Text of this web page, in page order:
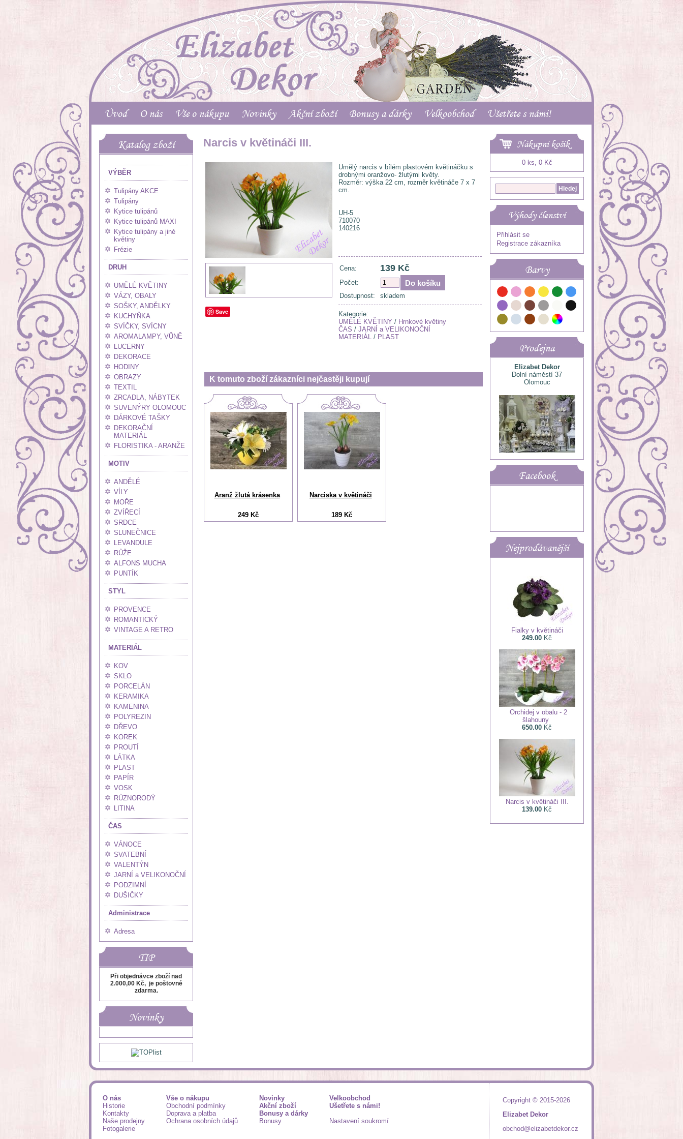
Úvod O nás Vše o nákupu Novinky Akční zboží Bonusy a dárky Velkoobchod Ušetřete s námi!
Katalog zboží
VÝBĚR
Tulipány AKCE
Tulipány
Kytice tulipánů
Kytice tulipánů MAXI
Kytice tulipány a jiné
květiny
Frézie
DRUH
UMĚLÉ KVĚTINY
VÁZY, OBALY
SOŠKY, ANDĚLKY
KUCHYŇKA
SVÍČKY, SVÍCNY
AROMALAMPY, VŮNĚ
LUCERNY
DEKORACE
HODINY
OBRAZY
TEXTIL
ZRCADLA, NÁBYTEK
SUVENÝRY OLOMOUC
DÁRKOVÉ TAŠKY
DEKORAČNÍ
MATERIÁL
FLORISTIKA - ARANŽE
MOTIV
ANDĚLÉ
VÍLY
MOŘE
ZVÍŘECÍ
SRDCE
SLUNEČNICE
LEVANDULE
RŮŽE
ALFONS MUCHA
PUNTÍK
STYL
PROVENCE
ROMANTICKÝ
VINTAGE A RETRO
MATERIÁL
KOV
SKLO
PORCELÁN
KERAMIKA
KAMENINA
POLYREZIN
DŘEVO
KOREK
PROUTÍ
LÁTKA
PLAST
PAPÍR
VOSK
RŮZNORODÝ
LITINA
ČAS
VÁNOCE
SVATEBNÍ
VALENTÝN
JARNÍ a VELIKONOČNÍ
PODZIMNÍ
DUŠIČKY
Administrace
Adresa
TIP
Při objednávce zboží nad
2.000,00 Kč, je poštovné
zdarma.
Novinky
Narcis v květináči III.
Save
Umělý narcis v bílém plastovém květináčku s
drobnými oranžovo- žlutými květy.
Rozměr: výška 22 cm, rozměr květináče 7 x 7
cm.
UH-5
710070
140216
Cena: 139 Kč
Počet:
Dostupnost:
skladem
Kategorie:
UMĚLÉ KVĚTINY / Hrnkové květiny
ČAS / JARNÍ a VELIKONOČNÍ
MATERIÁL / PLAST
K tomuto zboží zákazníci nejčastěji kupují
Aranž žlutá krásenka
249 Kč
Narciska v květináči
189 Kč
Nákupní košík
0 ks, 0 Kč
Výhody členství
Přihlásit se
Registrace zákazníka
Barvy
Prodejna
Elizabet Dekor
Dolní náměstí 37
Olomouc
Facebook
Nejprodávanější
Fialky v květináči
249.00 Kč
Orchidej v obalu - 2
šlahouny
650.00 Kč
Narcis v květináči III.
139.00 Kč
Copyright © 2015-2026
Elizabet Dekor
obchod@elizabetdekor.cz
O nás
Historie
Kontakty
Naše prodejny
Fotogalerie
Vše o nákupu
Obchodní podmínky
Doprava a platba
Ochrana osobních údajů
Novinky
Akční zboží
Bonusy a dárky
Bonusy
Velkoobchod
Ušetřete s námi!
Nastavení soukromí